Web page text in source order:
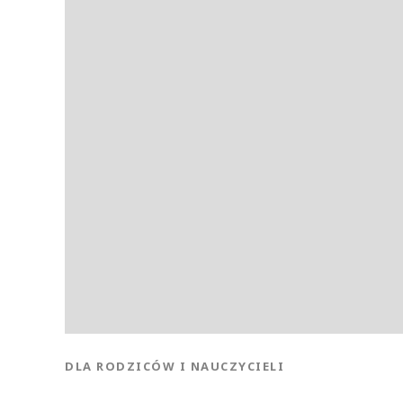
KATEGORIA:
DLA RODZICÓW I NAUCZYCIELI